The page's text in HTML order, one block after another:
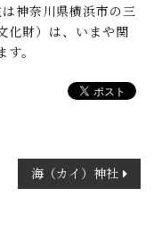
神奈川県横浜市の三
化財）は、いまや関
。
海（カイ）神社